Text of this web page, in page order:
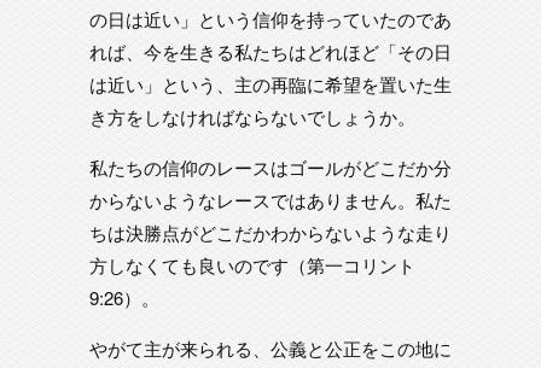
の日は近い」という信仰を持っていたのであ
れば、今を生きる私たちはどれほど「その日
は近い」という、主の再臨に希望を置いた生
き方をしなければならないでしょうか。
私たちの信仰のレースはゴールがどこだか分
からないようなレースではありません。私た
ちは決勝点がどこだかわからないような走り
方しなくても良いのです（第一コリント
9:26）。
やがて主が来られる、公義と公正をこの地に